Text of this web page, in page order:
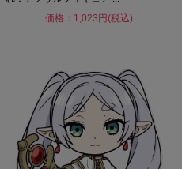
価格：1,023円(税込)